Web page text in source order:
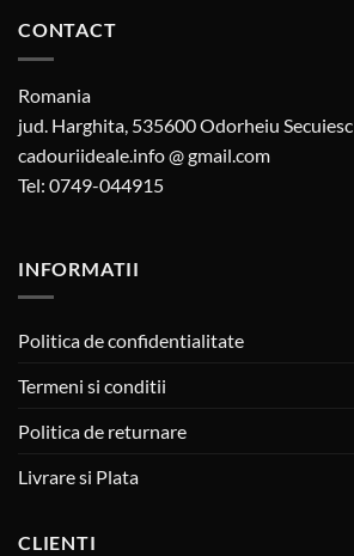
CONTACT
Romania
jud. Harghita, 535600 Odorheiu Secuiesc
cadouriideale.info @ gmail.com
Tel: 0749-044915
INFORMATII
Politica de confidentialitate
Termeni si conditii
Politica de returnare
Livrare si Plata
CLIENTI